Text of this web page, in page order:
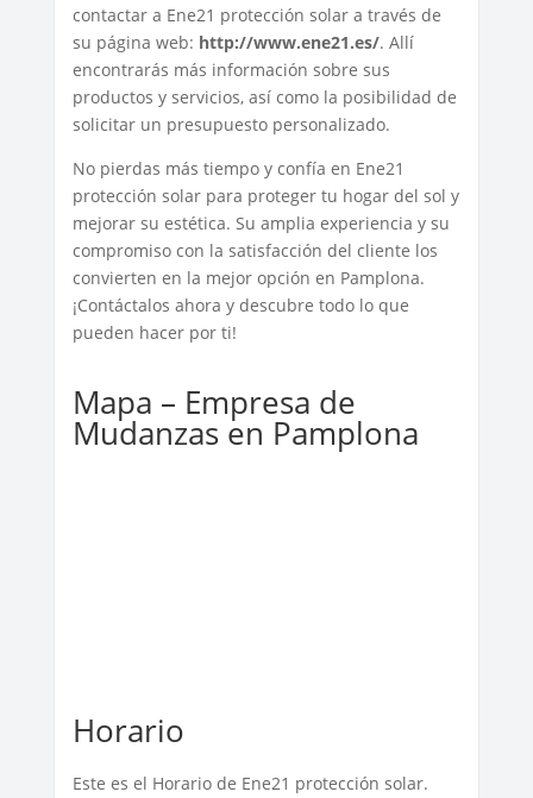
contactar a Ene21 protección solar a través de
su página web: http://www.ene21.es/. Allí
encontrarás más información sobre sus
productos y servicios, así como la posibilidad de
solicitar un presupuesto personalizado.
No pierdas más tiempo y confía en Ene21
protección solar para proteger tu hogar del sol y
mejorar su estética. Su amplia experiencia y su
compromiso con la satisfacción del cliente los
convierten en la mejor opción en Pamplona.
¡Contáctalos ahora y descubre todo lo que
pueden hacer por ti!
Mapa – Empresa de
Mudanzas en Pamplona
Horario
Este es el Horario de Ene21 protección solar.